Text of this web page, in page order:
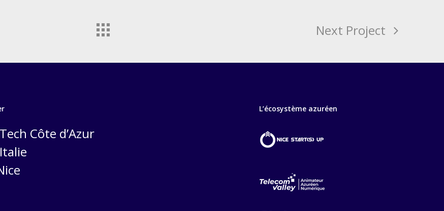
Next Project
Côte d’Azur
L’écosystème azuréen